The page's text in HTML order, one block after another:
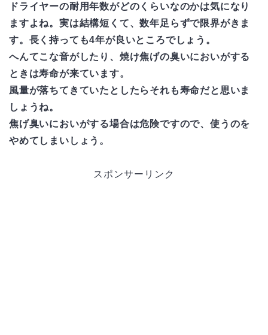
ドライヤーの耐用年数がどのくらいなのかは気になり
ますよね。実は結構短くて、数年足らずで限界がきま
す。長く持っても4年が良いところでしょう。
へんてこな音がしたり、焼け焦げの臭いにおいがする
ときは寿命が来ています。
風量が落ちてきていたとしたらそれも寿命だと思いま
しょうね。
焦げ臭いにおいがする場合は危険ですので、使うのを
やめてしまいしょう。
スポンサーリンク